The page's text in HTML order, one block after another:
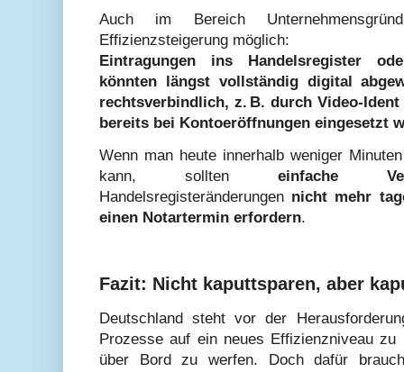
Auch im Bereich
Effizienzsteigerung möglich:
Eintragungen ins Handelsregister
könnten längst vollständig digital
rechtsverbindlich, z. B. durch Video-
bereits bei Kontoeröffnungen eingesetzt
Wenn man heute innerhalb weniger
kann, sollten einfache
Handelsregisteränderungen nicht mehr
einen Notartermin erfordern.
Fazit: Nicht kaputtsparen, aber
Deutschland steht vor der
Prozesse auf ein neues Effizienzniveau
über Bord zu werfen. Doch dafür